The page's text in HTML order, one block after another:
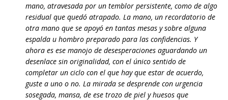
mano, atravesada por un temblor persistente, como de algo
residual que quedó atrapado. La mano, un recordatorio de
otra mano que se apoyó en tantas mesas y sobre alguna
espalda u hombro preparado para las confidencias. Y
ahora es ese manojo de desesperaciones aguardando un
desenlace sin originalidad, con el único sentido de
completar un ciclo con el que hay que estar de acuerdo,
guste a uno o no. La mirada se desprende con urgencia
sosegada, mansa, de ese trozo de piel y huesos que